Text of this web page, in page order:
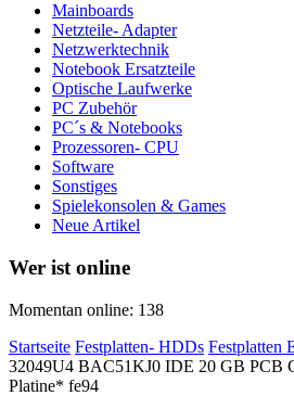
Mainboards
Netzteile- Adapter
Netzwerktechnik
Notebook Ersatzteile
Optische Laufwerke
PC Zubehör
PC´s & Notebooks
Prozessoren- CPU
Software
Sonstiges
Spielekonsolen & Games
Neue Artikel
Wer ist online
Momentan online: 138
Startseite Festplatten- HDDs Festplatten
32049U4 BAC51KJ0 IDE 20 GB PCB
Platine* fe94